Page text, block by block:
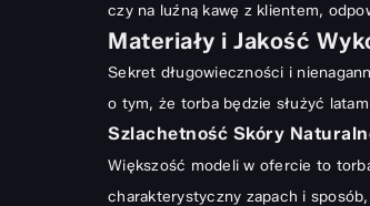
Dopasowanie do Stylu Życia i Zawodu
Kolorystyka i Detale: Podkreśl Swój
Pielęgnacja i Konserwacja:
Proste Zasady Dbania o Skórzane
czy na luźną kawę z klientem,
Materiały i Jakość
Sekret długowieczności i
o tym, że torba będzie służyć
Szlachetność Skóry
Większość modeli w ofercie to
charakterystyczny zapach i